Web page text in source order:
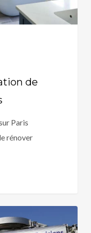
de
Paris
rénover